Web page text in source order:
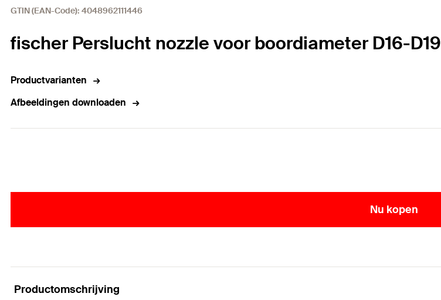
GTIN (EAN-Code): 4048962111446
fischer Perslucht nozzle voor boordiameter D16-D19
Productvarianten
Afbeeldingen downloaden
Nu kopen
Productomschrijving